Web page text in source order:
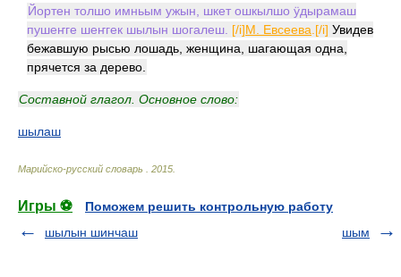
Йортен толшо имньым ужын, шкет ошкылшо ӱдырамаш
пушеҥге шеҥгек шылын шогалеш. [/i]М. Евсеева .[/i] Увидев
бежавшую рысью лошадь, женщина, шагающая одна,
прячется за дерево.
Составной глагол. Основное слово:
шылаш
Марийско-русский словарь 2015
Игры ⚽
Поможем решить контрольную работу
шылын шинчаш
шым